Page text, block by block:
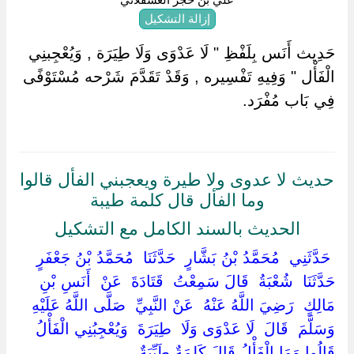
إزالة التشكيل
حَدِيث أَنَس بِلَفْظِ " لَا عَدْوَى وَلَا طِيَرَة , وَيُعْجِبنِي
الْفَأْل " وَفِيهِ تَفْسِيره , وَقَدْ تَقَدَّمَ شَرْحه مُسْتَوْفًى
فِي بَاب مُفْرَد.
حديث لا عدوى ولا طيرة ويعجبني الفأل قالوا
وما الفأل قال كلمة طيبة
الحديث بالسند الكامل مع التشكيل
‏ ‏حَدَّثَنِي ‏ ‏مُحَمَّدُ بْنُ بَشَّارٍ ‏ ‏حَدَّثَنَا ‏ ‏مُحَمَّدُ بْنُ جَعْفَرٍ ‏
‏حَدَّثَنَا ‏ ‏شُعْبَةُ ‏ ‏قَالَ سَمِعْتُ ‏ ‏قَتَادَةَ ‏ ‏عَنْ ‏ ‏أَنَسِ بْنِ
مَالِكٍ ‏ ‏رَضِيَ اللَّهُ عَنْهُ ‏ ‏عَنْ النَّبِيِّ ‏ ‏صَلَّى اللَّهُ عَلَيْهِ
وَسَلَّمَ ‏ ‏قَالَ ‏ ‏لَا عَدْوَى وَلَا ‏ ‏طِيَرَةَ ‏ ‏وَيُعْجِبُنِي الْفَأْلُ